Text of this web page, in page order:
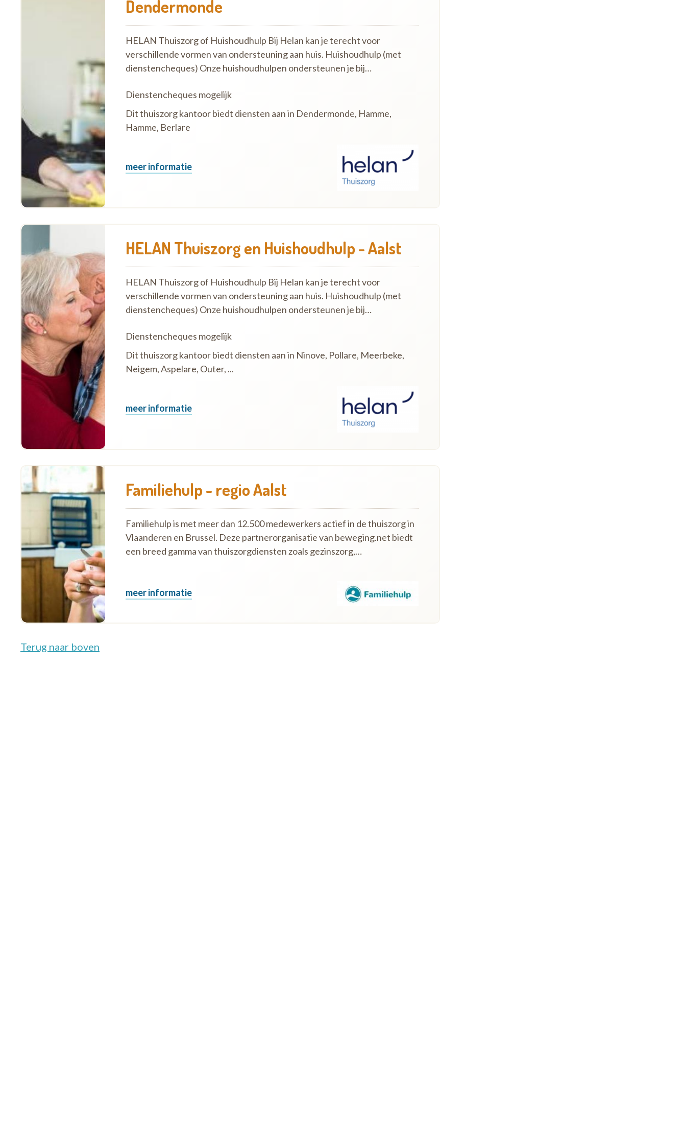
Dendermonde
HELAN Thuiszorg of Huishoudhulp Bij Helan kan je terecht voor
verschillende vormen van ondersteuning aan huis. Huishoudhulp (met
dienstencheques) Onze huishoudhulpen ondersteunen je bij…
Dienstencheques mogelijk
Dit thuiszorg kantoor biedt diensten aan in Dendermonde, Hamme,
Hamme, Berlare
meer informatie
HELAN Thuiszorg en Huishoudhulp - Aalst
HELAN Thuiszorg of Huishoudhulp Bij Helan kan je terecht voor
verschillende vormen van ondersteuning aan huis. Huishoudhulp (met
dienstencheques) Onze huishoudhulpen ondersteunen je bij…
Dienstencheques mogelijk
Dit thuiszorg kantoor biedt diensten aan in Ninove, Pollare, Meerbeke,
Neigem, Aspelare, Outer, ...
meer informatie
Familiehulp - regio Aalst
Familiehulp is met meer dan 12.500 medewerkers actief in de thuiszorg in
Vlaanderen en Brussel. Deze partnerorganisatie van beweging.net biedt
een breed gamma van thuiszorgdiensten zoals gezinszorg,…
meer informatie
Terug naar boven